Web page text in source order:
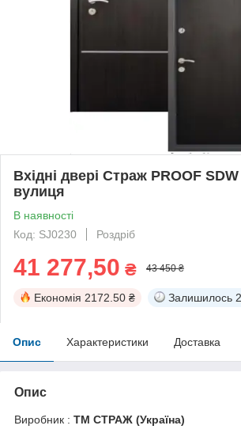
Вхідні двері Страж PROOF
вулиця
В наявності
Код: SJ0230
Роздріб
41 277,50 ₴ 43 450 ₴
Економія 2172.50 ₴ Залишилось
Опис Характеристики Доставка
Опис
Виробник : ТМ СТРАЖ (Україна)